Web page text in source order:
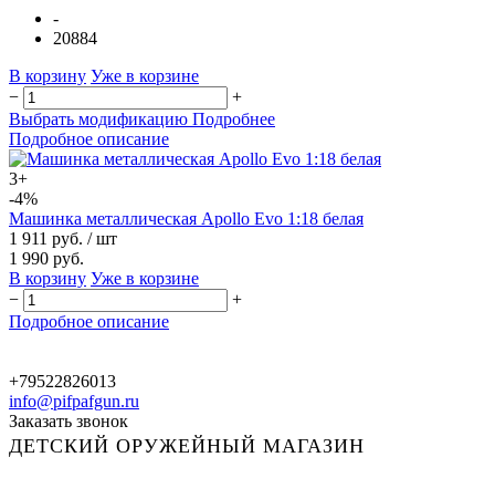
-
20884
В корзину Уже в корзине
−
+
Выбрать модификацию Подробнее
Подробное описание
3+
-4%
Машинка металлическая Apollo Evo 1:18 белая
1 911 руб. / шт
1 990 руб.
В корзину Уже в корзине
−
+
Подробное описание
+79522826013
info@pifpafgun.ru
Заказать звонок
ДЕТСКИЙ ОРУЖЕЙНЫЙ МАГАЗИН